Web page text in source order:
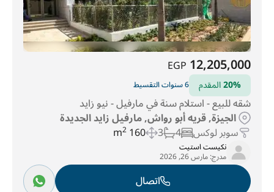
12,205,000
EGP
20%المقدم 6 سنوات التقسيط
شقه للبيع - استلام سنة في مارفيل - نيو زايد
الجيزة, قريه أبو رواش, مارفيل زايد الجديدة
سوبر لوكس 4
3
160 m
2
نكيست استيت
مدرج:مارس 26, 2026
اتصال